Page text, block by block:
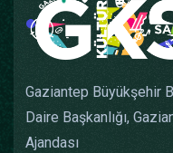
Gaziantep Büyükşehir
Daire Başkanlığı,
Ajandası